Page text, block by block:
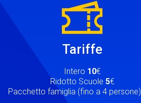
Tariffe
Intero 10€
Ridotto Scuole 5€
Pacchetto famiglia (fino a 4 persone)